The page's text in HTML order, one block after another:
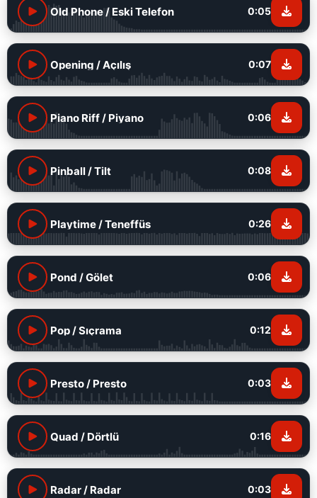
Old Phone / Eski Telefon 0:05
Opening / Açılış 0:07
Piano Riff / Piyano 0:06
Pinball / Tilt 0:08
Playtime / Teneffüs 0:26
Pond / Gölet 0:06
Pop / Sıçrama 0:12
Presto / Presto 0:03
Quad / Dörtlü 0:16
Radar / Radar 0:03